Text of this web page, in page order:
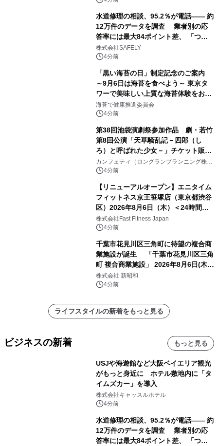
水道修理の相談、95.2％が電話―― 約
12万件のデータを調査 業者別の応
答率には最大84ポイント差、 「つな
がりやすさ」も選定基準に
株式会社SAFELY
4分前
「黒い海苔の日」制定記念のご案内
～9月6日は海苔を食べよう～ 東京タ
ワーで美味しい上質な海苔体験をお届
けします！
海苔で健康推進委員会
4分前
第38回池袋演劇祭参加作品 劇・若竹
第8回公演「天草騒乱記－四郎（し
ろ）と呼ばれた少女－」チケット販売
開始
カンフェティ（ロングランプランニング株式
会社）
4分前
【リニューアルオープン】エニタイム
フィットネス京王笹塚店（東京都渋谷
区）2026年8月6日（木）＜24時間年
中無休のフィットネスジム＞
株式会社Fast Fitness Japan
4分前
千葉市花見川区三角町に待望の複合商
業施設が誕生 「千葉市花見川区三角
町 複合商業施設」 2026年8月6日(木)
グランドオープン
株式会社 新昭和
4分前
ライフスタイルの新着をもっと見る
ビジネスの新着 もっと見る
USJや海遊館など大阪ベイエリア観光
がもっと身近に ホテル敷地内に「タ
イムズカー」を導入
株式会社キャッスルホテル
4分前
水道修理の相談、95.2％が電話―― 約
12万件のデータを調査 業者別の応
答率には最大84ポイント差、 「つな